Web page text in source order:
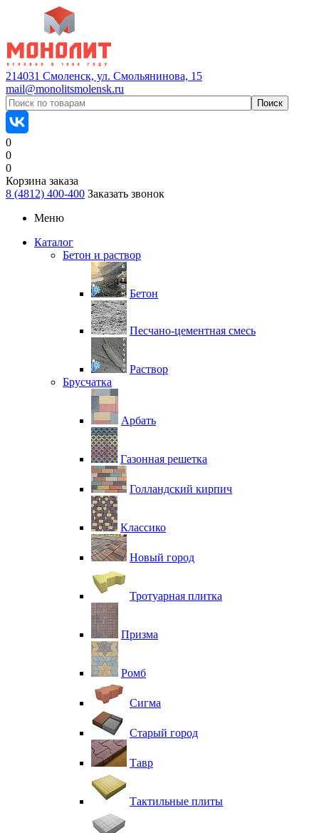
214031 Смоленск, ул. Смольянинова, 15
mail@monolitsmolensk.ru
0
0
0
Корзина заказа
8 (4812) 400-400 Заказать звонок
Меню
Каталог
Бетон и раствор
Бетон
Песчано-цементная смесь
Раствор
Брусчатка
Арбать
Газонная решетка
Голландский кирпич
Классико
Новый город
Тротуарная плитка
Призма
Ромб
Сигма
Старый город
Тавр
Тактильные плиты